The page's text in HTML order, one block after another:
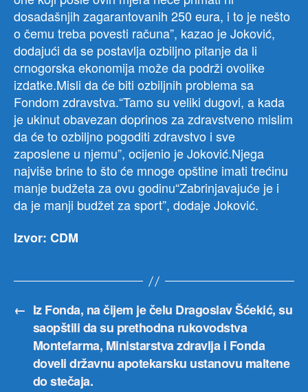
dosadašnjih zagarantovanih 250 eura, i to je nešto
o čemu treba povesti računa”, kazao je Joković,
dodajući da se postavlja ozbiljno pitanje da li
crnogorska ekonomija može da podrži ovolike
izdatke.Misli da će biti ozbiljnih problema sa
Fondom zdravstva.“Tamo su veliki dugovi, a kada
je ukinut obavezan doprinos za zdravstveno mislim
da će to ozbiljno pogoditi zdravstvo i sve
zaposlene u njemu”, ocijenio je Joković.Njega
najviše brine to što će mnoge opštine imati trećinu
manje budžeta za ovu godinu“Zabrinjavajuće je i
da je manji budžet za sport”, dodaje Joković.
Izvor: CDM
← Iz Fonda, na čijem je čelu Dragoslav Šćekić, su
saopštili da su prethodna rukovodstva
Montefarma, Ministarstva zdravlja i Fonda
doveli državnu apotekarsku ustanovu maltene
do stečaja.